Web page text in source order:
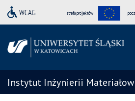
strefa projektów
Instytut Inżynierii